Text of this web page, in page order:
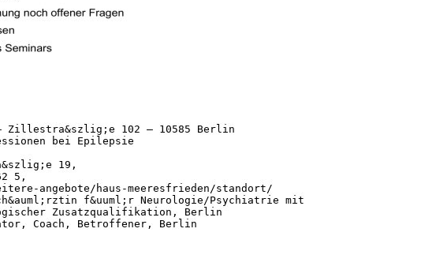
Zillestra&szlig;e 102 – 10585 Berlin
bei Epilepsie
19,
5,
angebote/haus-meeresfrieden/standort/
f&uuml;r Neurologie/Psychiatrie mit
Zusatzqualifikation, Berlin
Coach, Betroffener, Berlin